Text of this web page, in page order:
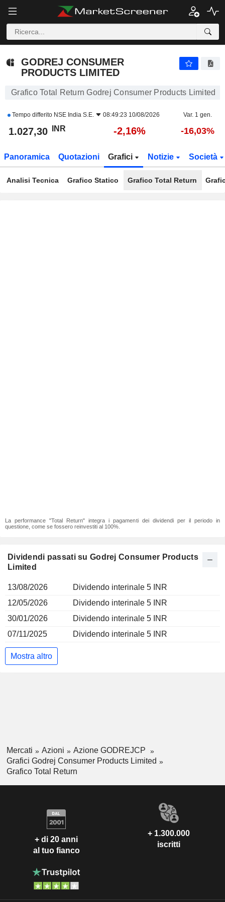
GODREJ CONSUMER
PRODUCTS LIMITED
Grafico Total Return Godrej Consumer Products Limited
Tempo differito NSE India S.E. 08:49:23 10/08/2026 Var. 1 gen.
1.027,30 INR -2,16% -16,03%
Panoramica Quotazioni Grafici Notizie Società
Analisi Tecnica Grafico Statico Grafico Total Return
La performance "Total Return" integra i pagamenti dei dividendi per il periodo in
questione, come se fossero reinvestiti al 100%.
Dividendi passati su Godrej Consumer Products
Limited
13/08/2026
Dividendo interinale 5 INR
12/05/2026
Dividendo interinale 5 INR
30/01/2026
Dividendo interinale 5 INR
07/11/2025
Dividendo interinale 5 INR
Mostra altro
Mercati Azioni
Azione GODREJCP
Grafici Godrej Consumer Products Limited
Grafico Total Return
+ di 20 anni
al tuo fianco
+ 1.300.000
iscritti